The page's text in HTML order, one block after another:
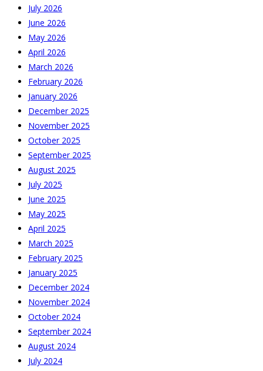
July 2026
June 2026
May 2026
April 2026
March 2026
February 2026
January 2026
December 2025
November 2025
October 2025
September 2025
August 2025
July 2025
June 2025
May 2025
April 2025
March 2025
February 2025
January 2025
December 2024
November 2024
October 2024
September 2024
August 2024
July 2024